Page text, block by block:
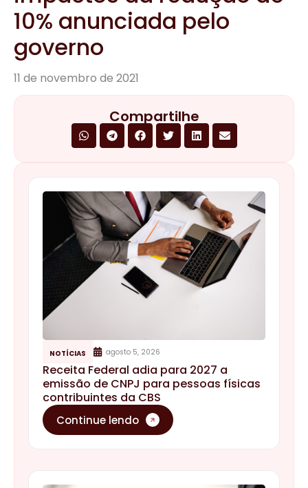
NOTÍCIAS agosto 5, 2026
Receita Federal adia para 2027 a
emissão de CNPJ para pessoas físicas
contribuintes da CBS
Continue lendo
10% anunciada pelo
governo
11 de novembro de 2021
Compartilhe